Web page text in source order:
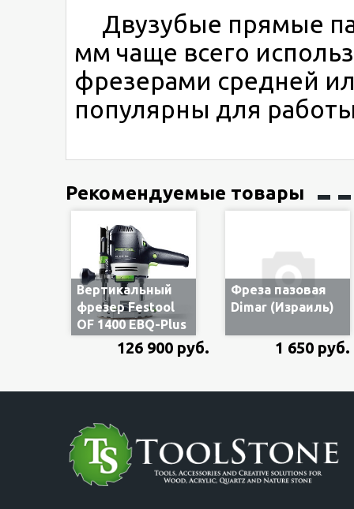
Двузубые прямые
мм чаще всего
фрезерами средней
популярны для
Рекомендуемые товары
Вертикальный
фрезер Festool
OF 1400 EBQ-Plus
574341/576207, в
126 900 руб.
Фреза пазовая
Dimar (Израиль)
1 650 руб.